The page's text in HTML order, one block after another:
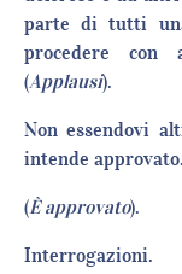
parte di tutti
procedere con
(Applausi).
Non essendovi
intende approvato.
(È approvato).
Interrogazioni.